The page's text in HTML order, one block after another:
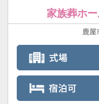
家族葬ホ
鹿屋